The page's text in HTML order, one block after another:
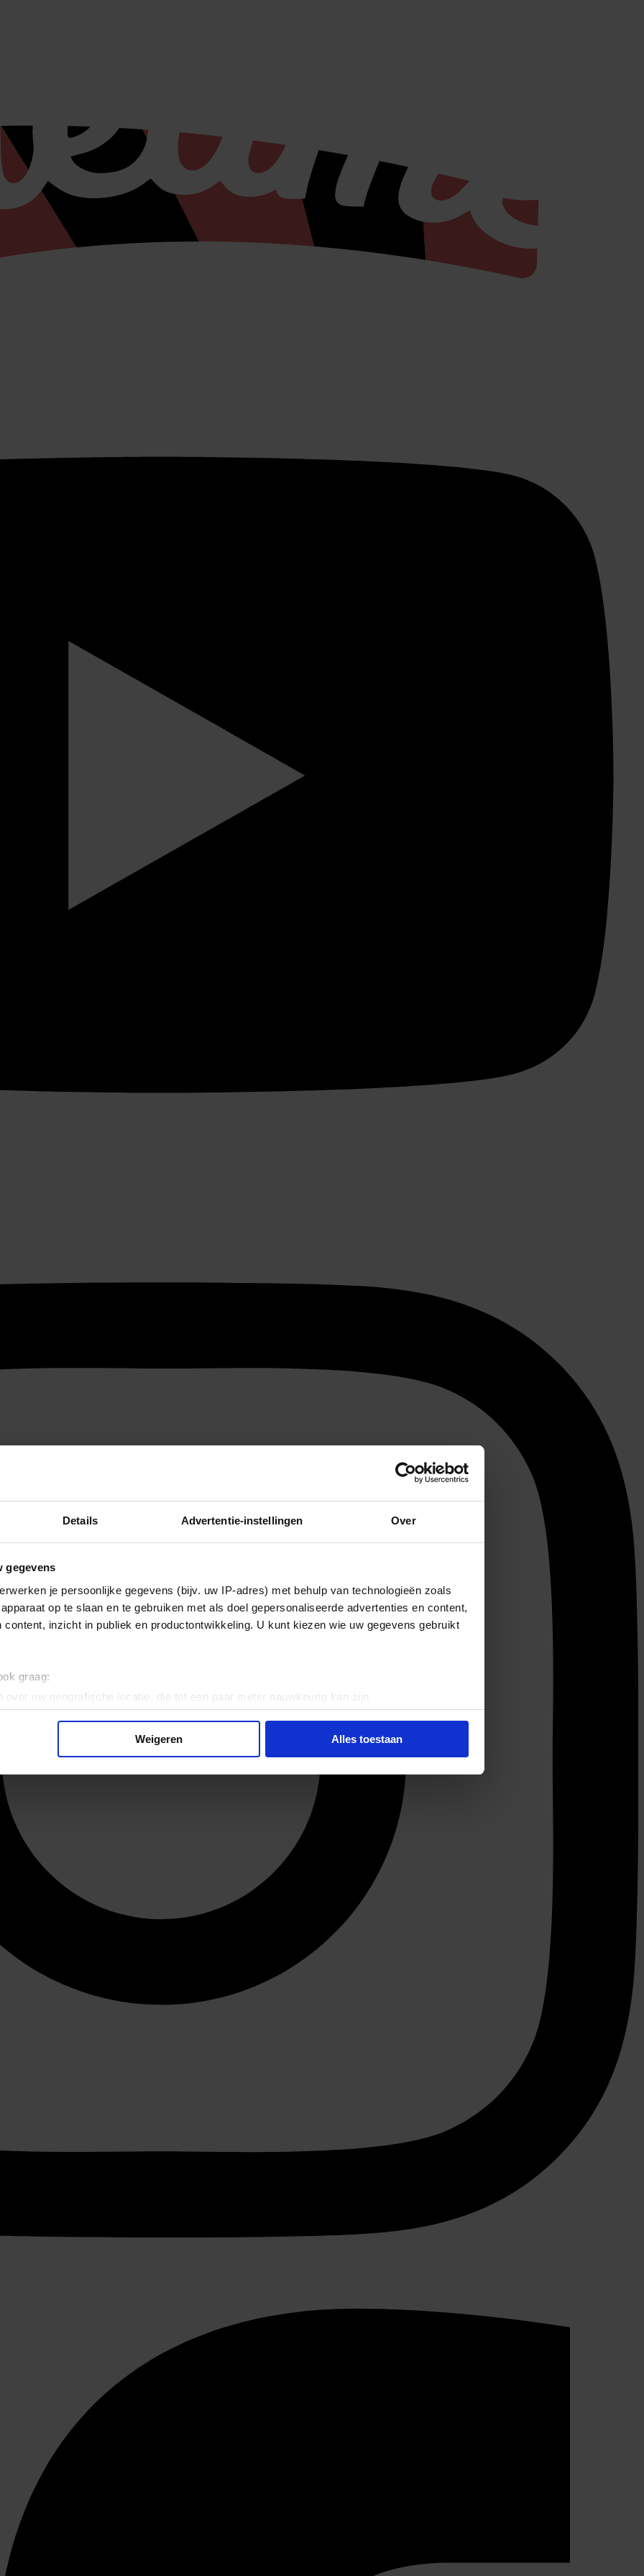
Details Advertentie-instellingen Over
gegevens
je persoonlijke gegevens (bijv. uw IP-adres) met behulp van technologieën zoals
op te slaan en te gebruiken met als doel gepersonaliseerde advertenties en content,
content, inzicht in publiek en productontwikkeling. U kunt kiezen wie uw gegevens gebruikt
graag:
over uw geografische locatie, die tot een paar meter nauwkeurig kan zijn
door het actief te scannen op specifieke eigenschappen (fingerprinting)
gegevens worden verwerkt en stel uw voorkeuren in het
detailgedeelte
en advertenties te personaliseren, om functies voor social media te bieden en om ons
Ook delen we informatie over uw gebruik van onze site met onze partners voor social
Deze partners kunnen deze gegevens combineren met andere informatie die u aan ze heeft
op basis van uw gebruik van hun services.
Weigeren Alles toestaan